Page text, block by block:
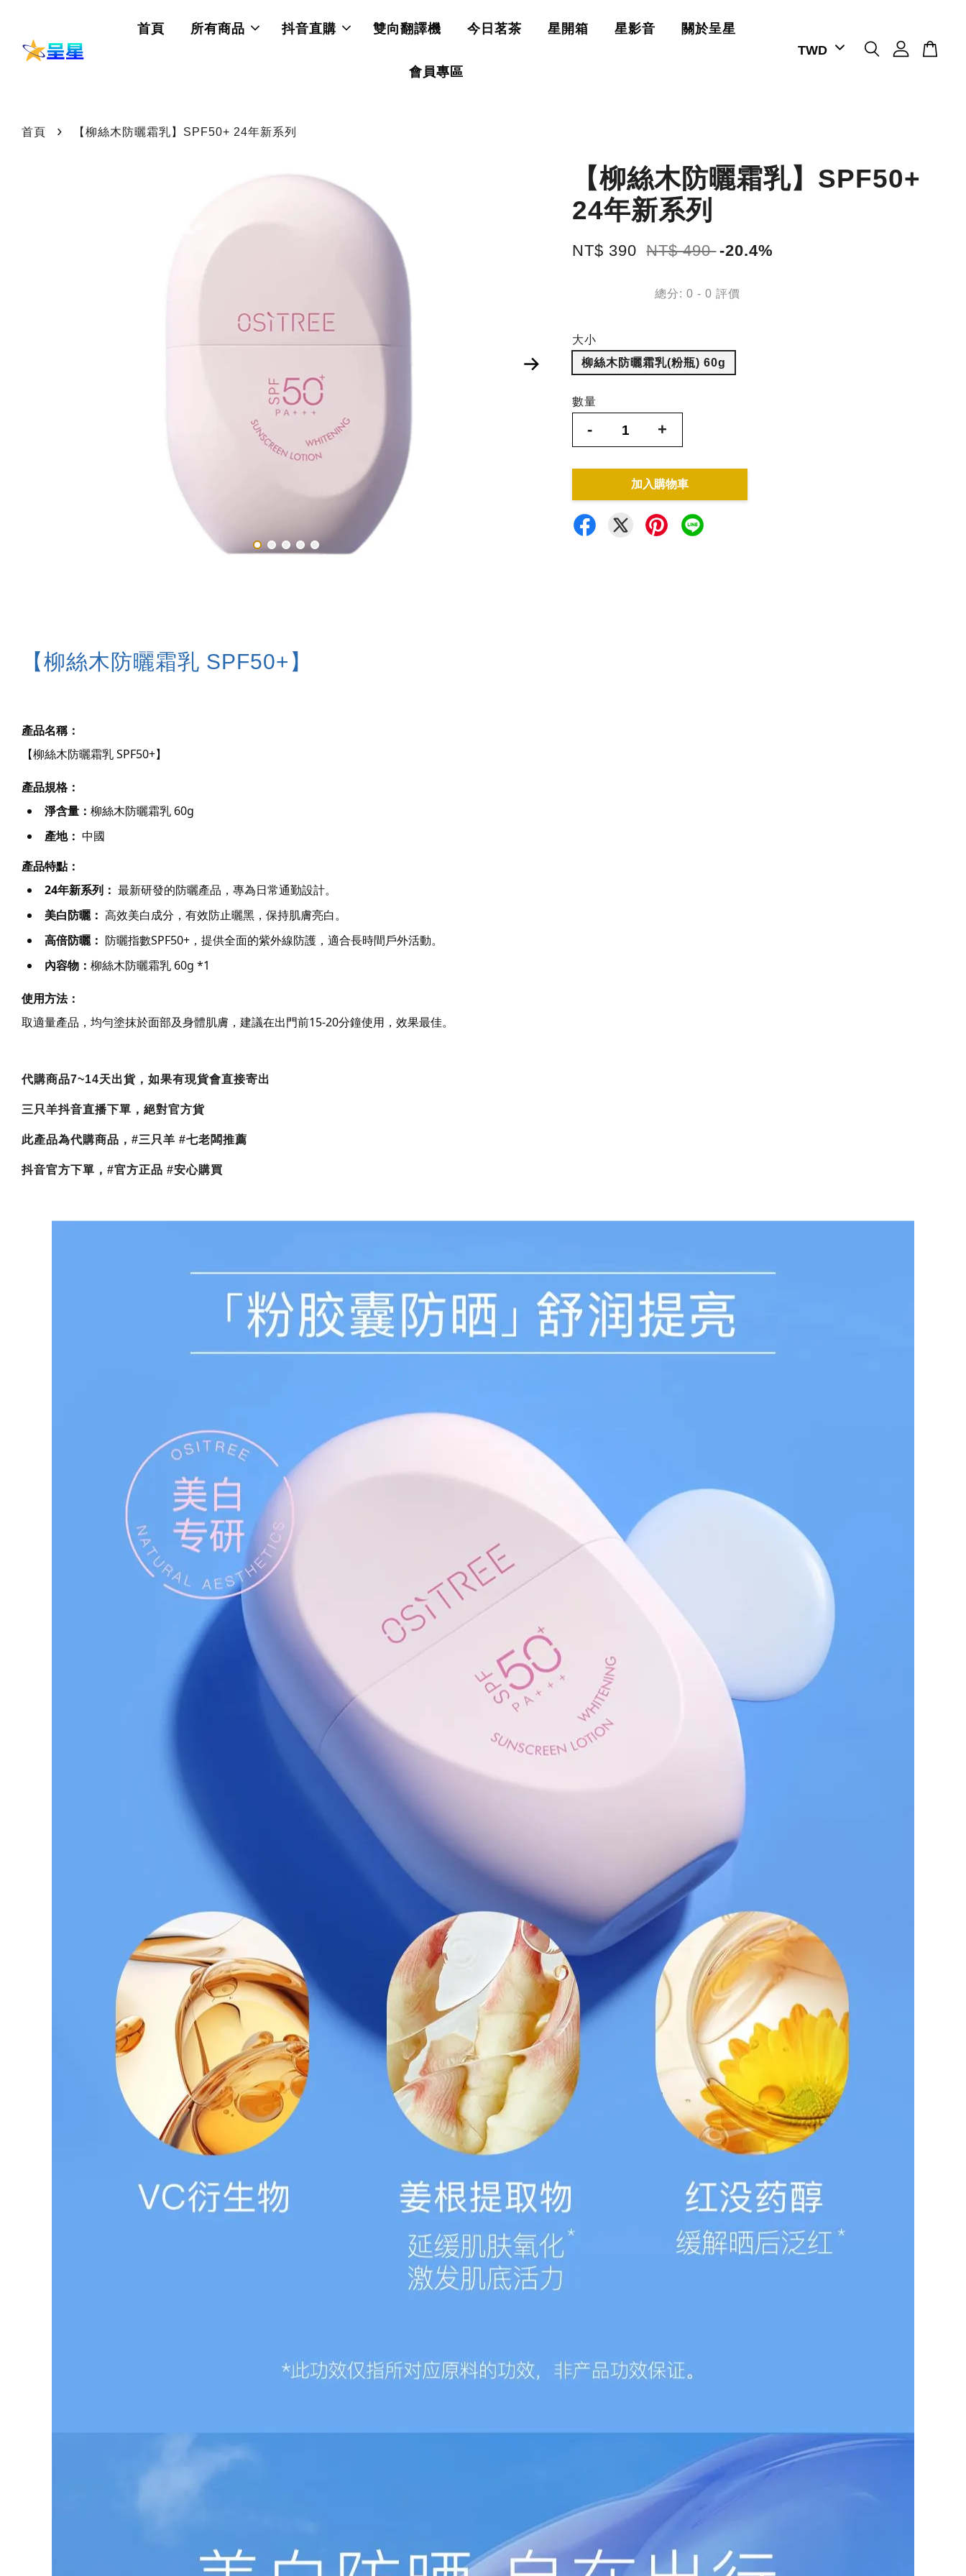
首頁 所有商品 抖音直購 雙向翻譯機 今日茗茶 星開箱 星影音 關於呈星
會員專區
首頁 › 【柳絲木防曬霜乳】SPF50+ 24年新系列
【柳絲木防曬霜乳】SPF50+
24年新系列
NT$ 390 NT$ 490 -20.4%
總分:0 -0 評價
大小
柳絲木防曬霜乳(粉瓶) 60g
數量
- +
加入購物車
【柳絲木防曬霜乳 SPF50+】
產品名稱：
【柳絲木防曬霜乳 SPF50+】
產品規格：
淨含量： 柳絲木防曬霜乳 60g
產地： 中國
產品特點：
24年新系列： 最新研發的防曬產品，專為日常通勤設計。
美白防曬： 高效美白成分，有效防止曬黑，保持肌膚亮白。
高倍防曬： 防曬指數SPF50+，提供全面的紫外線防護，適合長時間戶外活動。
內容物： 柳絲木防曬霜乳 60g *1
使用方法：
取適量產品，均勻塗抹於面部及身體肌膚，建議在出門前15-20分鐘使用，效果最佳。
代購商品7~14天出貨，如果有現貨會直接寄出
三只羊抖音直播下單，絕對官方貨
此產品為代購商品，#三只羊 #七老闆推薦
抖音官方下單，#官方正品 #安心購買